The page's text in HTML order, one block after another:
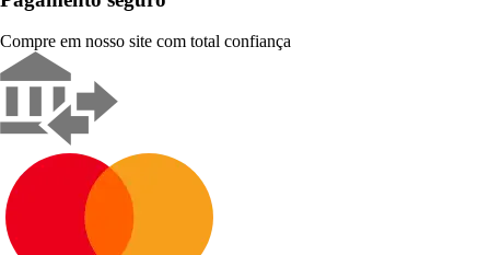
Compre em nosso site com total confiança